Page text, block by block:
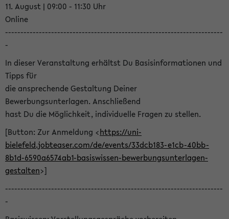
11. August | 09:00 - 11:30 Uhr
Online
-----------------------------------------------------------------------
-
In dieser Veranstaltung erhältst Du Basisinformationen und
Tipps für
die ansprechende Gestaltung Deiner
Bewerbungsunterlagen. Anschließend
hast Du die Möglichkeit, individuelle Fragen zu stellen.
[Button: Zur Anmeldung <https://uni-
bielefeld.jobteaser.com/de/events/33dcb183-e1cb-40bb-
8b1d-6590a6574ab1-basiswissen-bewerbungsunterlagen-
gestalten>]
-----------------------------------------------------------------------
-